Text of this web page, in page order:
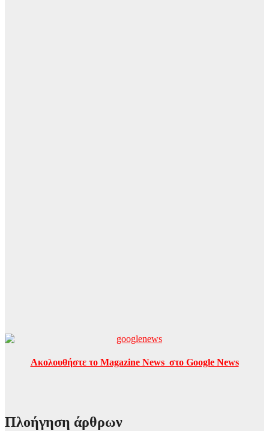
Ακολουθήστε το Magazine News στο Google News
Πλοήγηση άρθρων